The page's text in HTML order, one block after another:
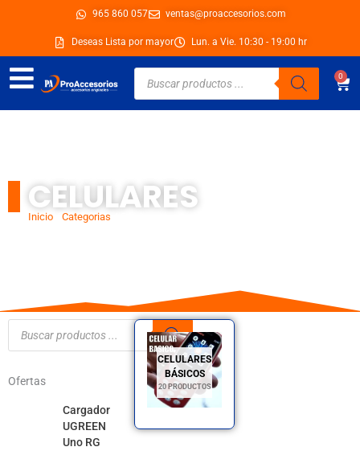
contenido
965 860 057 ventas@proaccesorios.com
Deseas Lista por mayor Lun. a Vie. 10:30 - 19:00 hr
Búsqueda
productos
0
CELULARES
Inicio Categorias
Búsqueda
productos
Ofertas
Cargador
UGREEN
Uno RG
precio
CELULARES
BÁSICOS
20 PRODUCTOS